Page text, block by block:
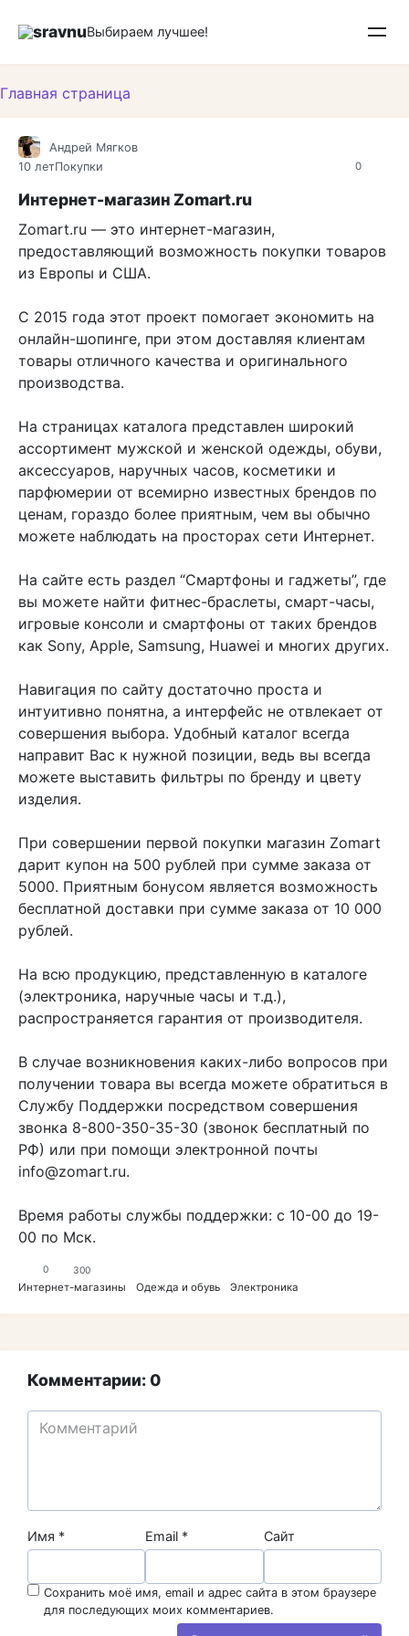
sravnuВыбираем лучшее!
Главная страница
0
Андрей Мягков
10 летПокупки
Интернет-магазин Zomart.ru
Zomart.ru — это интернет-магазин,
предоставляющий возможность покупки товаров
из Европы и США.
С 2015 года этот проект помогает экономить на
онлайн-шопинге, при этом доставляя клиентам
товары отличного качества и оригинального
производства.
На страницах каталога представлен широкий
ассортимент мужской и женской одежды, обуви,
аксессуаров, наручных часов, косметики и
парфюмерии от всемирно известных брендов по
ценам, гораздо более приятным, чем вы обычно
можете наблюдать на просторах сети Интернет.
На сайте есть раздел “Смартфоны и гаджеты”, где
вы можете найти фитнес-браслеты, смарт-часы,
игровые консоли и смартфоны от таких брендов
как Sony, Apple, Samsung, Huawei и многих других.
Навигация по сайту достаточно проста и
интуитивно понятна, а интерфейс не отвлекает от
совершения выбора. Удобный каталог всегда
направит Вас к нужной позиции, ведь вы всегда
можете выставить фильтры по бренду и цвету
изделия.
При совершении первой покупки магазин Zomart
дарит купон на 500 рублей при сумме заказа от
5000. Приятным бонусом является возможность
бесплатной доставки при сумме заказа от 10 000
рублей.
На всю продукцию, представленную в каталоге
(электроника, наручные часы и т.д.),
распространяется гарантия от производителя.
В случае возникновения каких-либо вопросов при
получении товара вы всегда можете обратиться в
Службу Поддержки посредством совершения
звонка 8-800-350-35-30 (звонок бесплатный по
РФ) или при помощи электронной почты
info@zomart.ru.
Время работы службы поддержки: с 10-00 до 19-
00 по Мск.
0 300
Интернет-магазины Одежда и обувь Электроника
Комментарии: 0
Имя * Email * Сайт
Сохранить моё имя, email и адрес сайта в этом браузере
для последующих моих комментариев.